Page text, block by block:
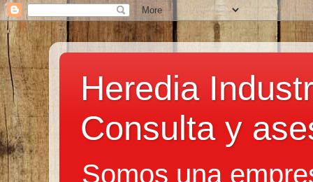
Heredia
Consulta y
Somos una